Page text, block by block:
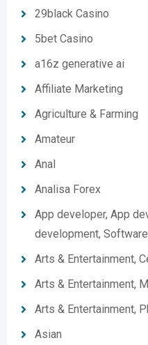
29black Casino
5bet Casino
a16z generative ai
Affiliate Marketing
Agriculture & Farming
Amateur
Anal
Analisa Forex
App developer, App
development,
Arts & Entertainment,
Arts & Entertainment,
Arts & Entertainment,
Asian